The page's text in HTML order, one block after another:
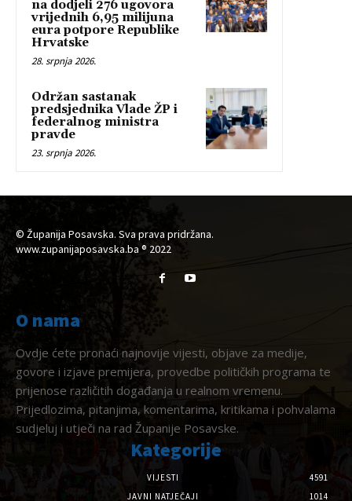
na dodjeli 276 ugovora
vrijednih 6,95 milijuna
eura potpore Republike
Hrvatske
28. srpnja 2026.
Održan sastanak
predsjednika Vlade ŽP i
federalnog ministra
pravde
23. srpnja 2026.
© Županija Posavska. Sva prava pridržana.
www.zupanijaposavska.ba ® 2022
O nama
Ovdje ćete pronaći najnovije vijesti, objave za medije,
govore i izjave premijera, provedbe političkih programa te
prijenose različitih događanja u realnom vremenu.
Prijedlozima, pitanjima, komentarima, kritikama i pohvalama
sudjeluj i utječi na rad Županije Posavske.
Kategorije
VIJESTI
4591
JAVNI NATJEČAJI
1014